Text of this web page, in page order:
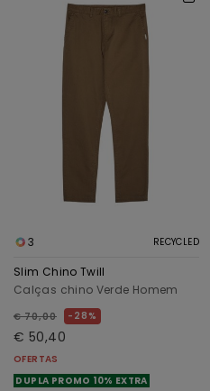
3 RECYCLED
Slim Chino Twill
Calças chino Verde Homem
€ 70,00 28%
€ 50,40
OFERTAS
DUPLA PROMO 10% EXTRA